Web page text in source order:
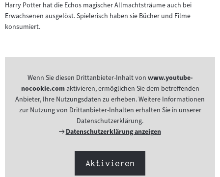
Harry Potter hat die Echos magischer Allmachtsträume auch bei
Erwachsenen ausgelöst. Spielerisch haben sie Bücher und Filme
konsumiert.
Wenn Sie diesen Drittanbieter-Inhalt von www.youtube-
nocookie.comaktivieren, ermöglichen Sie dem betreffenden
Anbieter, Ihre Nutzungsdaten zu erheben. Weitere Informationen
zur Nutzung von Drittanbieter-Inhalten erhalten Sie in unserer
Datenschutzerklärung.
Externer
Datenschutzerklärung anzeigen
Aktivieren